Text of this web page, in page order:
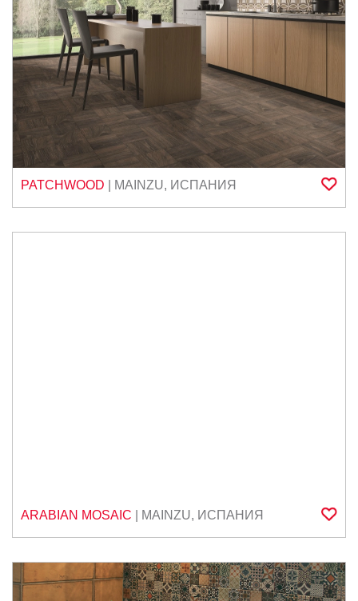
PATCHWOOD MAINZU, ИСПАНИЯ
ARABIAN MOSAIC MAINZU, ИСПАНИЯ